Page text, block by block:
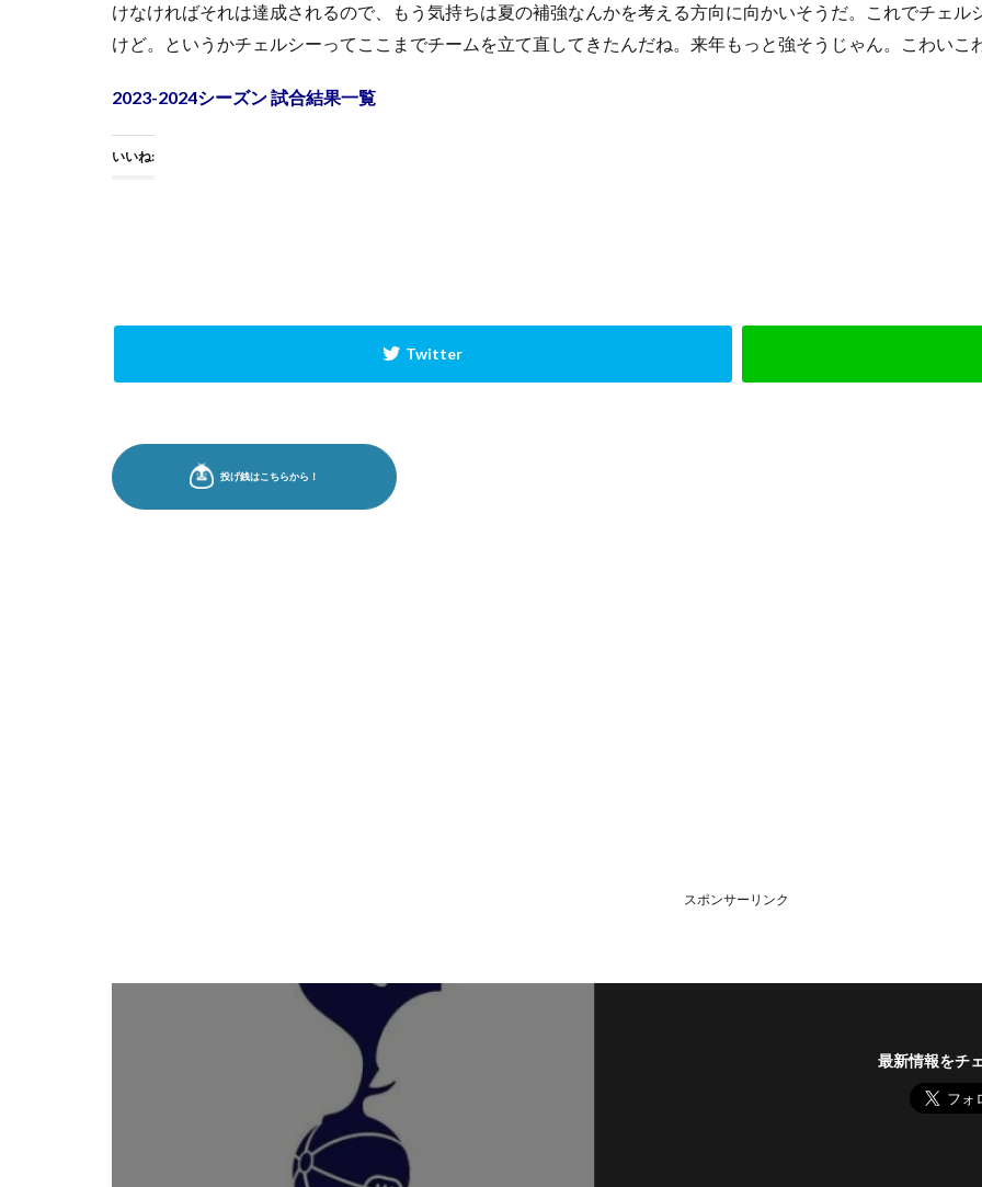
けなければそれは達成されるので、もう気持ちは夏の補強なんかを考える方向に向かいそうだ。これでチェ
けど。というかチェルシーってここまでチームを立て直してきたんだね。来年もっと強そうじゃん。こわいこ
2023-2024シーズン 試合結果一覧
いいね:
スポンサーリンク
最新情報をチ